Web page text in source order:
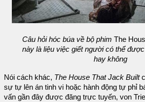
Câu hỏi hóc búa về bộ phim The
này là liệu việc giết người có thể
hay không
Nói cách khác, The House That Jack Built
sự tự lên án tinh vi hoặc hành động tự phỉ
vấn gần đây được đăng trực tuyến, von